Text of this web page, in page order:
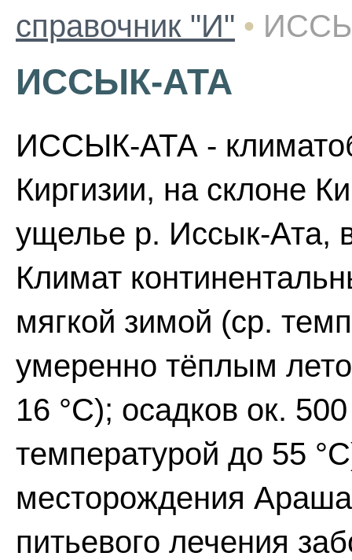
справочник "И" •
ИССЫК-АТА
ИССЫК-АТА -
Киргизии, на склоне
ущелье р. Иссык-Ата,
Климат
мягкой зимой (ср.
умеренно тёплым
16 °С); осадков ок.
температурой до 55
месторождения
питьевого лечения